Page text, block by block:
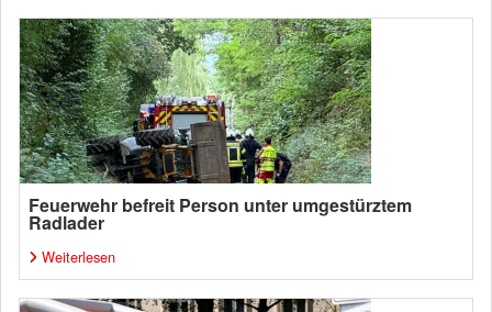
Feuerwehr befreit Person unter umgestürztem
Radlader
Weiterlesen